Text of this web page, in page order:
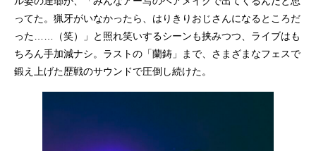
ってた。猟牙がいなかったら、はりきりおじさんになるところだ
った……（笑）」と照れ笑いするシーンも挟みつつ、ライブはも
ちろん手加減ナシ。ラストの「蘭鋳」まで、さまざまなフェスで
鍛え上げた歴戦のサウンドで圧倒し続けた。